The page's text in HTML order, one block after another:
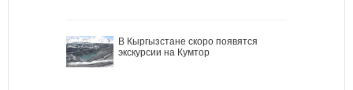
В Кыргызстане скоро появятся
экскурсии на Кумтор